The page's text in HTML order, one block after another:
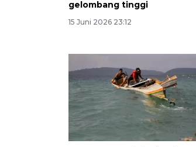
gelombang tinggi
15 Juni 2026 23:12